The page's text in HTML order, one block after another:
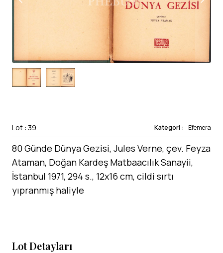
Lot : 39 Kategori : Efemera
80 Günde Dünya Gezisi, Jules Verne, çev. Feyza
Ataman, Doğan Kardeş Matbaacılık Sanayii,
İstanbul 1971, 294 s., 12x16 cm, cildi sırtı
yıpranmış haliyle
Lot Detayları